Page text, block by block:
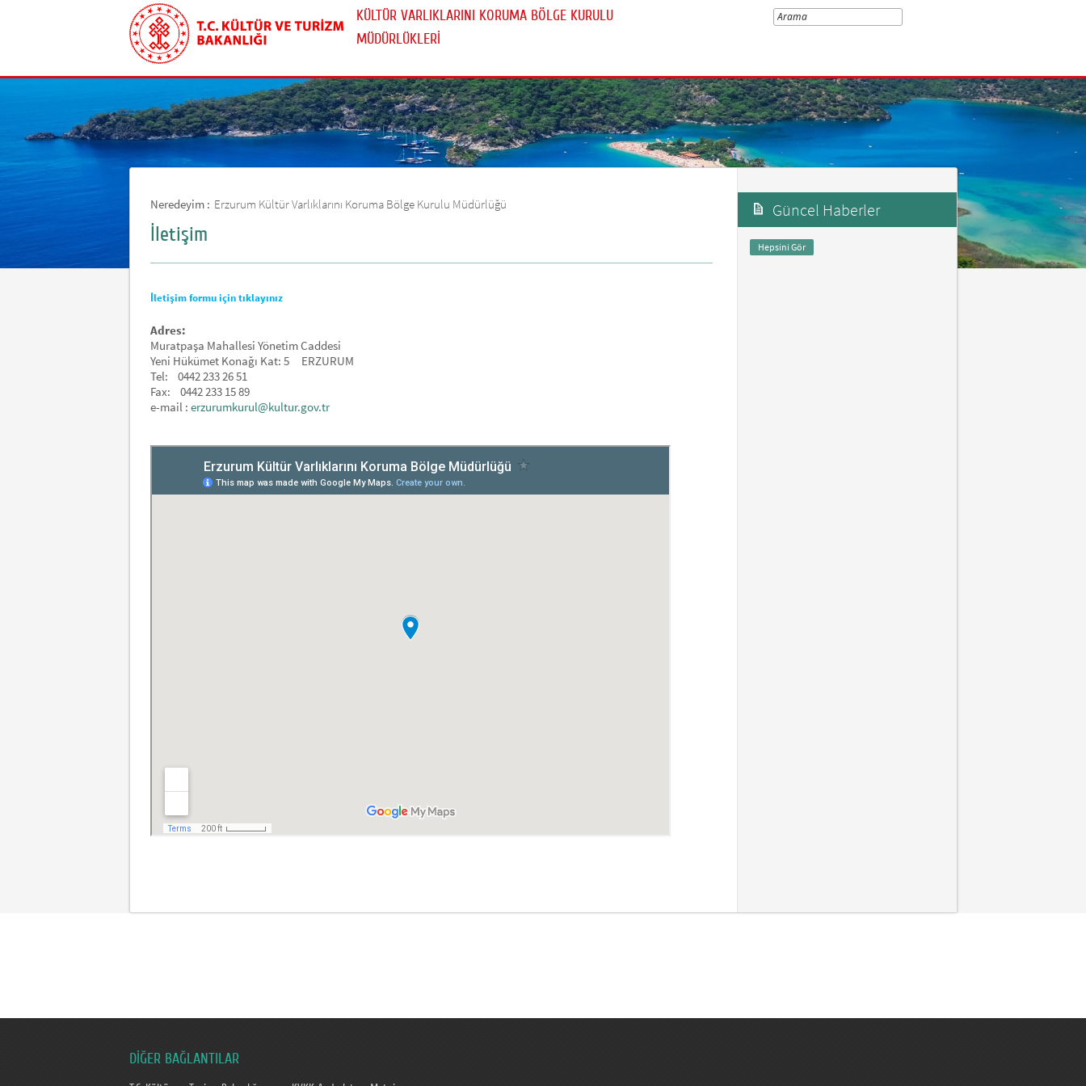
KÜLTÜR VARLIKLARINI KORUMA BÖLGE KURULU
MÜDÜRLÜKLERİ
Neredeyim : Erzurum Kültür Varlıklarını Koruma Bölge Kurulu Müdürlüğü
İletişim
İletişim formu için tıklayınız
Adres:
Muratpaşa Mahallesi Yönetim Caddesi
Yeni Hükümet Konağı Kat: 5 ERZURUM
Tel: 0442 233 26 51
Fax: 0442 233 15 89
e-mail : erzurumkurul@kultur.gov.tr
Güncel Haberler
Hepsini Gör
DİĞER BAĞLANTILAR